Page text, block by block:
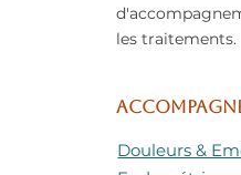
les traitements.
Douleurs &